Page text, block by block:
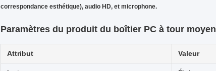
correspondance esthétique), audio HD, et microphone.
Paramètres du produit du boîtier PC à tour
Attribut Valeur